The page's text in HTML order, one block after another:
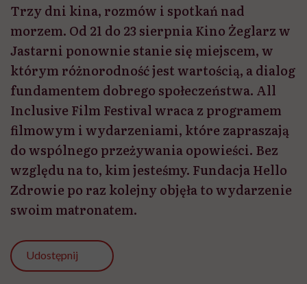
Trzy dni kina, rozmów i spotkań nad
morzem. Od 21 do 23 sierpnia Kino Żeglarz w
Jastarni ponownie stanie się miejscem, w
którym różnorodność jest wartością, a dialog
fundamentem dobrego społeczeństwa. All
Inclusive Film Festival wraca z programem
filmowym i wydarzeniami, które zapraszają
do wspólnego przeżywania opowieści. Bez
względu na to, kim jesteśmy. Fundacja Hello
Zdrowie po raz kolejny objęła to wydarzenie
swoim matronatem.
Udostępnij